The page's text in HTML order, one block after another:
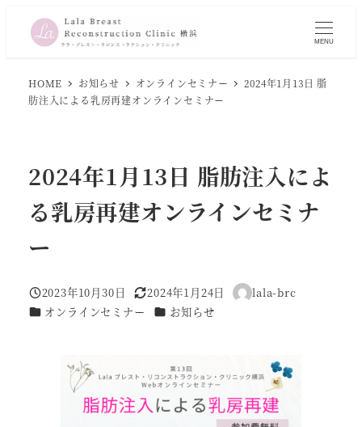
MENU
HOME お知らせ オンラインセミナー
2024年1月13日 脂
肪注入による乳房再建オンラインセミナー
2024年1月13日 脂肪注入によ
る乳房再建オンラインセミナ
ー
投稿日
2023年10月30日
更新日
2024年1月24日
著
lala-brc
カテゴリー
オンラインセミナー カテゴリー
お知らせ